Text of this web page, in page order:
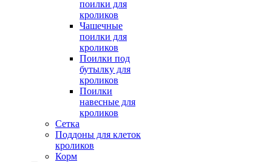
поилки для
кроликов
Чашечные
поилки для
кроликов
Поилки под
бутылку для
кроликов
Поилки
навесные для
кроликов
Сетка
Поддоны для клеток
кроликов
Корм